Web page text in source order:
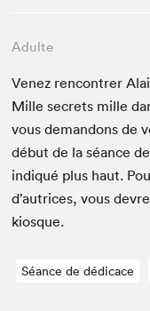
Adulte
Venez ren­con­tr­er
Mille secrets mille
vous deman­dons de
début de la séance
indiqué plus haut.
d’autrices, vous
kiosque.
Séance de dédicace